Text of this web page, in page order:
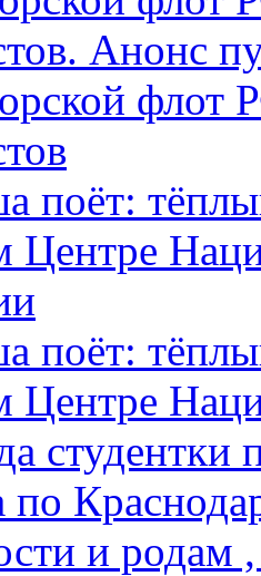
Анонс
флот
поёт:
Центре
поёт:
Центре
студентки
и родам